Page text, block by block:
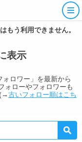
もう利用できません。
表示
ロワー」を最新から
ォローやフォロワーも
古いフォロー順はこち